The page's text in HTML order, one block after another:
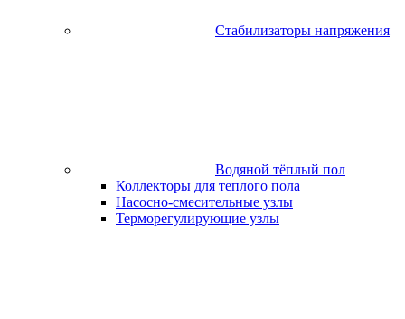
Стабилизаторы напряжения
Водяной тёплый пол
Коллекторы для теплого пола
Насосно-смесительные узлы
Терморегулирующие узлы